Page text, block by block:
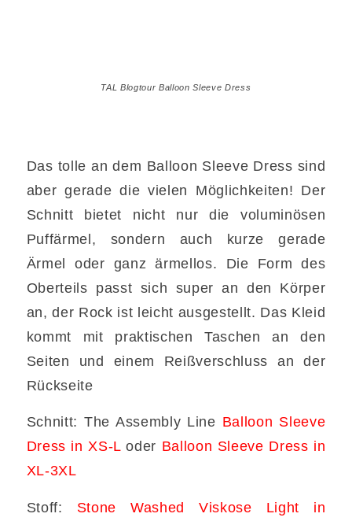
TAL Blogtour Balloon Sleeve Dress
Das tolle an dem Balloon Sleeve Dress sind
aber gerade die vielen Möglichkeiten! Der
Schnitt bietet nicht nur die voluminösen
Puffärmel, sondern auch kurze gerade
Ärmel oder ganz ärmellos. Die Form des
Oberteils passt sich super an den Körper
an, der Rock ist leicht ausgestellt. Das Kleid
kommt mit praktischen Taschen an den
Seiten und einem Reißverschluss an der
Rückseite
Schnitt: The Assembly Line Balloon Sleeve
Dress in XS-Loder Balloon Sleeve Dress in
XL-3XL
Stoff: Stone Washed Viskose Light in